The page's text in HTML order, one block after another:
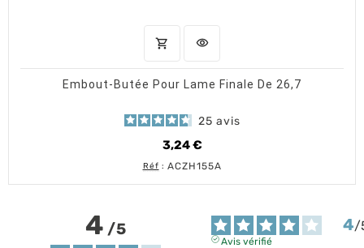
shopping_cart AJOUTER AU PANIER
visibility
Embout-Butée Pour Lame Finale De 26,7
25 avis
3,24 €
Prix
Réf : ACZH155A
4/5 4/
Avis vérifié